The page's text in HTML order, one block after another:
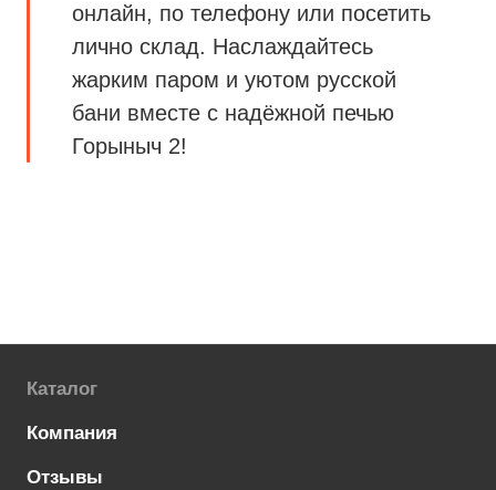
онлайн, по телефону или посетить
лично склад. Наслаждайтесь
жарким паром и уютом русской
бани вместе с надёжной печью
Горыныч 2!
Каталог
Компания
Отзывы